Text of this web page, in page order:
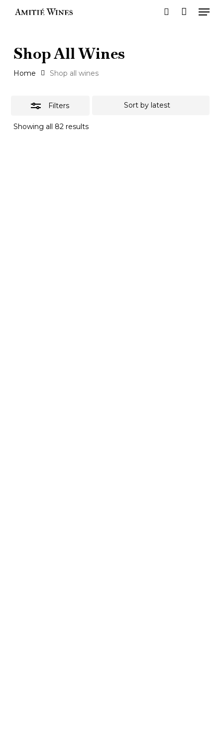
Skip
content
Shop All Wines
Home Shop all wines
Filters
Showing all 82 resultsSorted